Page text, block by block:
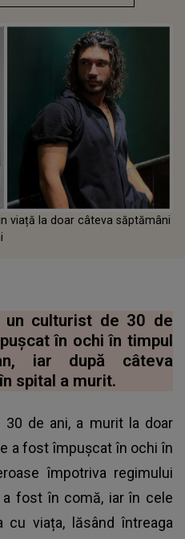
viață la doar câteva săptămâni
culturist de 30 de
în ochi în timpul
iar după câteva
spital a murit.
de ani, a murit la doar
a fost împușcat în ochi în
împotriva regimului
fost în comă, iar în cele
viața, lăsând întreaga